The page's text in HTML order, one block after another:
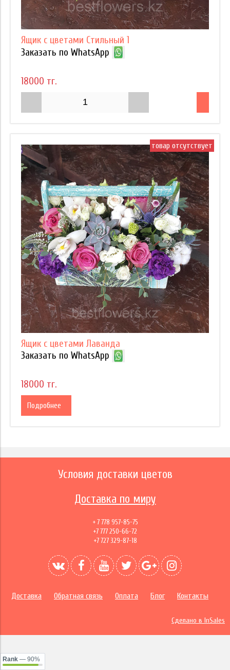
Ящик с цветами Стильный 1
Заказать по WhatsApp
18000 тг.
товар отсутствует
Ящик с цветами Лаванда
Заказать по WhatsApp
18000 тг.
Подробнее
Условия доставки цветов
Доставка по миру
+ 7 778 957-85-75
+7 777 250-66-72
+7 727 329-87-18
Доставка Обратная связь Оплата Блог Контакты
Сделано в InSales
Rank — 90%